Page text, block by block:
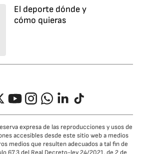
El deporte dónde y
cómo quieras
YouTubeInstagramWhatsappLinkedIn
TikTok
expresa de las reproducciones y usos de
accesibles desde este sitio web a medios
medios que resulten adecuados a tal fin de